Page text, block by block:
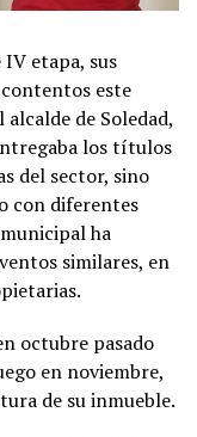
etapa, sus
este
de Soledad,
los títulos
del sector, sino
con diferentes
ha
similares, en
octubre pasado
en noviembre,
de su inmueble.